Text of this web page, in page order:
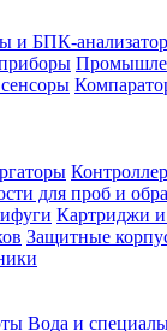
и БПК-
для проб и
Картриджи и
Защитные
Вода и